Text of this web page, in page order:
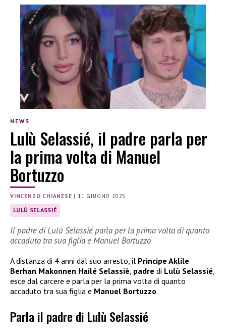
NEWS
Lulù Selassié, il padre parla per
la prima volta di Manuel
Bortuzzo
VINCENZO CHIANESE | 11 GIUGNO 2025
LULÙ SELASSIÉ
Il padre di Lulù Selassié parla per la prima volta di quanto
accaduto tra sua figlia e Manuel Bortuzzo
A distanza di 4 anni dal suo arresto, il Principe Aklile
Berhan Makonnen Hailé Selassiè padre di Lulù Selassié
esce dal carcere e parla per la prima volta di quanto
accaduto tra sua figlia e Manuel Bortuzzo.
Parla il padre di Lulù Selassié